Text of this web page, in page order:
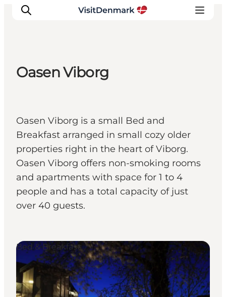
Quoi faire
Hébergements
Planifiez votre voyage
Oasen Viborg
Oasen Viborg is a small Bed and
Breakfast arranged in small cozy older
properties right in the heart of Viborg.
Oasen Viborg offers non-smoking rooms
and apartments with space for 1 to 4
people and has a total capacity of just
over 40 guests.
Bed & Breakfast